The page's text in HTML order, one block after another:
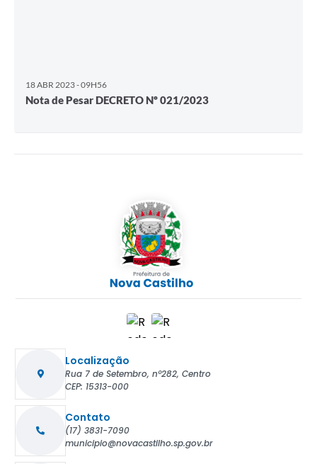
18 ABR 2023 - 09H56
Nota de Pesar DECRETO Nº 021/2023
Localização
Rua 7 de Setembro, nº282, Centro
CEP: 15313-000
Contato
(17) 3831-7090
municipio@novacastilho.sp.gov.br